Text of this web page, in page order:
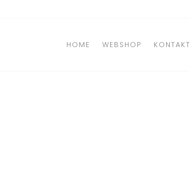
HOME WEBSHOP KONTAKT